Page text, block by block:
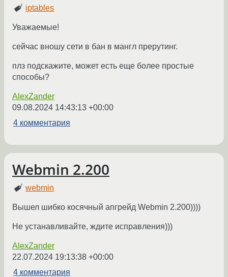
iptables
Уважаемые!
сейчас вношу сети в бан в мангл прерутинг.
плз подскажите, может есть еще более простые
способы?
AlexZander
09.08.2024 14:43:13 +00:00
4 комментария
Webmin 2.200
webmin
Вышел шибко косячный апгрейд Webmin 2.200))))
Не устанавливайте, ждите исправления)))
AlexZander
22.07.2024 19:13:38 +00:00
4 комментария